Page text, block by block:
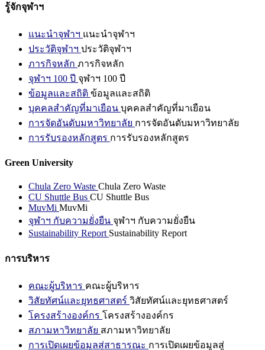
รู้จักจุฬาฯ
แนะนำจุฬาฯ แนะนำจุฬาฯ
ประวัติจุฬาฯ ประวัติจุฬาฯ
ภารกิจหลัก ภารกิจหลัก
จุฬาฯ 100 ปี จุฬาฯ 100 ปี
ข้อมูลและสถิติ ข้อมูลและสถิติ
บุคคลสำคัญที่มาเยือน บุคคลสำคัญที่มาเยือน
การจัดอันดับมหาวิทยาลัย การจัดอันดับมหาวิทยาลัย
การรับรองหลักสูตร การรับรองหลักสูตร
Green University
Chula Zero Waste Chula Zero Waste
CU Shuttle Bus CU Shuttle Bus
MuvMi MuvMi
จุฬาฯ กับความยั่งยืน จุฬาฯ กับความยั่งยืน
Sustainability Report Sustainability Report
การบริหาร
คณะผู้บริหาร คณะผู้บริหาร
วิสัยทัศน์และยุทธศาสตร์ วิสัยทัศน์และยุทธศาสตร์
โครงสร้างองค์กร โครงสร้างองค์กร
สภามหาวิทยาลัย สภามหาวิทยาลัย
การเปิดเผยข้อมูลสู่สาธารณะ การเปิดเผยข้อมูลสู่